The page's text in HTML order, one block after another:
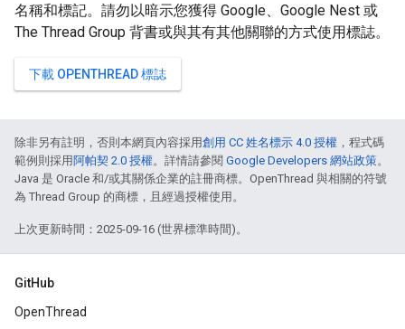
名稱和標記。請勿以暗示您獲得 Google、Google Nest 或
The Thread Group 背書或與其有其他關聯的方式使用標誌。
下載 OPENTHREAD 標誌
除非另有註明，否則本網頁內容採用創用 CC 姓名標示 4.0 授權 ，程式碼
範例則採用阿帕契 2.0 授權。詳情請參閱 Google Developers 網站政策。
Java 是 Oracle 和/或其關係企業的註冊商標。OpenThread 與相關的符號
為 Thread Group 的商標，且經過授權使用。
上次更新時間：2025-09-16 (世界標準時間)。
GitHub
OpenThread